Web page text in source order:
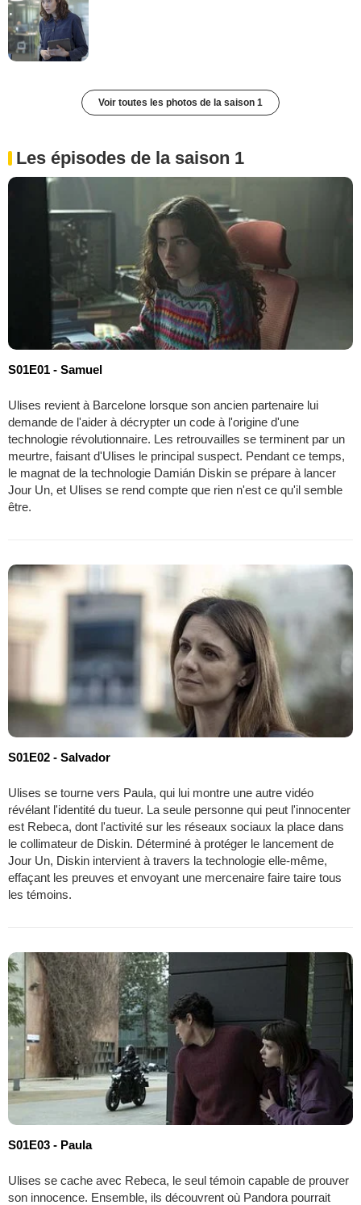
Voir toutes les photos de la saison 1
Les épisodes de la saison 1
S01E01 - Samuel
Ulises revient à Barcelone lorsque son ancien partenaire lui
demande de l'aider à décrypter un code à l'origine d'une
technologie révolutionnaire. Les retrouvailles se terminent par un
meurtre, faisant d'Ulises le principal suspect. Pendant ce temps,
le magnat de la technologie Damián Diskin se prépare à lancer
Jour Un, et Ulises se rend compte que rien n'est ce qu'il semble
être.
S01E02 - Salvador
Ulises se tourne vers Paula, qui lui montre une autre vidéo
révélant l'identité du tueur. La seule personne qui peut l'innocenter
est Rebeca, dont l'activité sur les réseaux sociaux la place dans
le collimateur de Diskin. Déterminé à protéger le lancement de
Jour Un, Diskin intervient à travers la technologie elle-même,
effaçant les preuves et envoyant une mercenaire faire taire tous
les témoins.
S01E03 - Paula
Ulises se cache avec Rebeca, le seul témoin capable de prouver
son innocence. Ensemble, ils découvrent où Pandora pourrait